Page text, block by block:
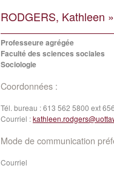
RODGERS, Kathleen »
Professeure agrégée
Faculté des sciences sociales
Sociologie
Coordonnées :
Tél. bureau :613 562 5800 ext
Courriel :
Mode de communication
Courriel